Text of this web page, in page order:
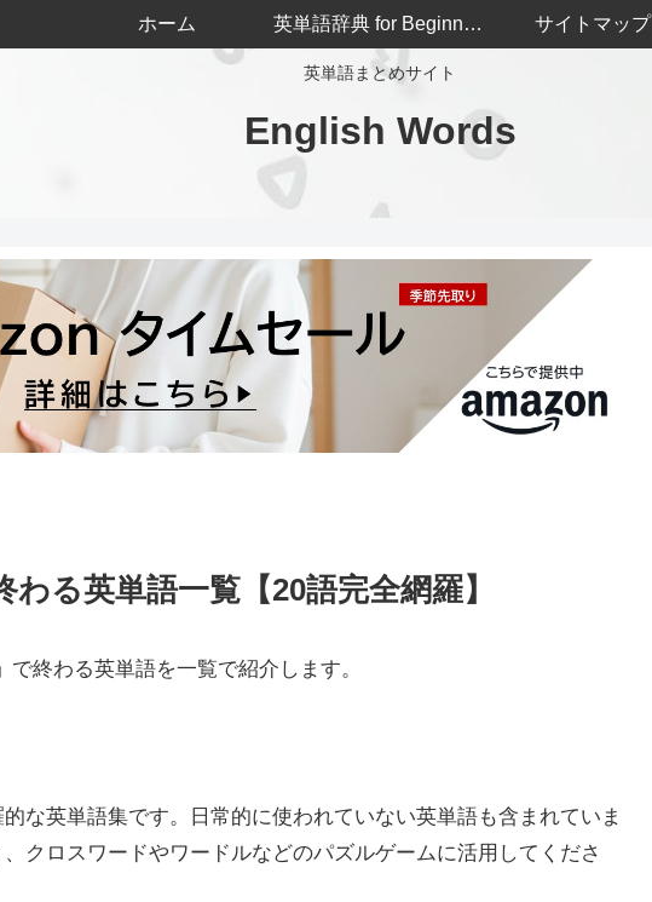
英単語まとめサイト
English Words
ホーム 英単語辞典 for Beginners サイトマップ
わる英単語一覧【20語完全網羅】
で終わる英単語を一覧で紹介します。
な英単語集です。日常的に使われていない英単語も含まれていま
クロスワードやワードルなどのパズルゲームに活用してくださ